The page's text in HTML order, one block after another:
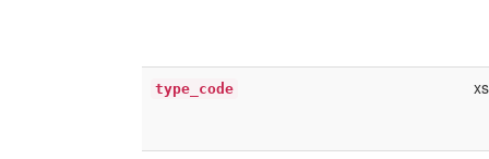
type_code